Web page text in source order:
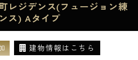
レジデンス(フュージョン練
ス) Aタイプ
建物情報はこちら